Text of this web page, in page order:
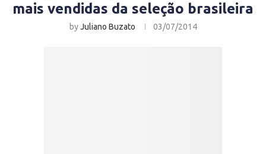
mais vendidas da seleção brasileira
byJuliano Buzato 03/07/2014